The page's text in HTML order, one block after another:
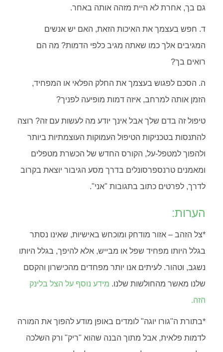
גם בך, אחרת לא היית מזהה אותה באחר.
ד. חפש בעצמך את האיכות הזאת, האם יש אנשים
המגיבים אלך כמו שאתה מגיב כלפי הדמות? מה הם
רואים בך?
ה. הסכם לפגוש בעצמך את החלק הפלאי או המפחיד,
הזמן אותה למרחב, איזה דמות מופיעה לפניך?
טיפול זה בדם שלך אבל אינך יודע מה לעשות עם זה? רוצה
להתנסות בטכניקות הטיפול העמוקות העוצמתיות ביותר
ולהפוך למטפל-על, הקורס החדש של הכשרת מטפלים
ומאמנים טרנספרסונלים בדרך מסע הגיבור יוצאת בקרוב
לדרך, לפרטים כתוב בתגובות "אני".
הערות:
*צל הזהב – אזור מודחק ומוכחש באישיות, שאינו נסתר
בגלל היותו מפחיד שפל או מבייש, אלא להיפך, בגלל היותו
נשגב, וטהור. לעיתים אנו יותר מפחדים מהכישרון והקסם
שלנו מאשר מהחולשות שלנו. מידע נוסף על הצל בלינק
הזה.
*בתורת ה"גורו יוגה" לומדים באופן מודע להפוך את המורה
לדמות פלאית, אבל מתוך הבנה שהוא "ריק" ורק השלכה